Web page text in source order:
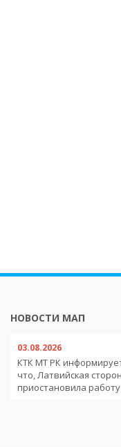
НОВОСТИ МАП
03.08.2026
КТК МТ РК
что, Латвийская
приостановила